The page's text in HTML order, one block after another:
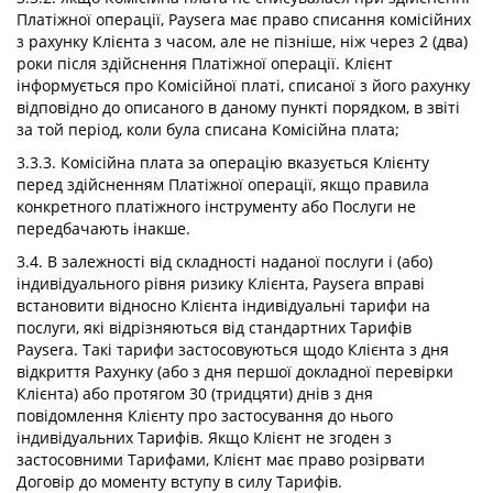
Платіжної операції, Paysera має право списання комісійних
з рахунку Клієнта з часом, але не пізніше, ніж через 2 (два)
роки після здійснення Платіжної операції. Клієнт
інформується про Комісійної платі, списаної з його рахунку
відповідно до описаного в даному пункті порядком, в звіті
за той період, коли була списана Комісійна плата;
3.3.3. Комісійна плата за операцію вказується Клієнту
перед здійсненням Платіжної операції, якщо правила
конкретного платіжного інструменту або Послуги не
передбачають інакше.
3.4. В залежності від складності наданої послуги і (або)
індивідуального рівня ризику Клієнта, Paysera вправі
встановити відносно Клієнта індивідуальні тарифи на
послуги, які відрізняються від стандартних Тарифів
Paysera. Такі тарифи застосовуються щодо Клієнта з дня
відкриття Рахунку (або з дня першої докладної перевірки
Клієнта) або протягом 30 (тридцяти) днів з дня
повідомлення Клієнту про застосування до нього
індивідуальних Тарифів. Якщо Клієнт не згоден з
застосовними Тарифами, Клієнт має право розірвати
Договір до моменту вступу в силу Тарифів.